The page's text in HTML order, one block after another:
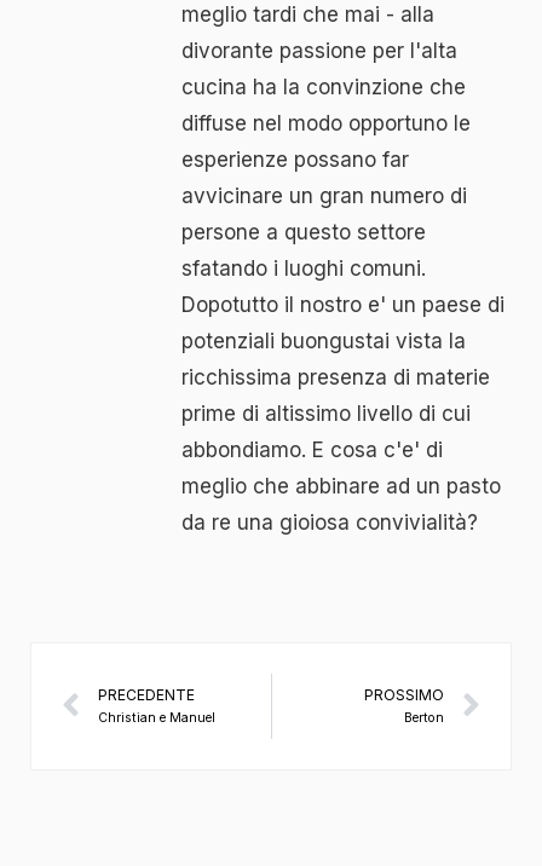
meglio tardi che mai - alla
divorante passione per l'alta
cucina ha la convinzione che
diffuse nel modo opportuno le
esperienze possano far
avvicinare un gran numero di
persone a questo settore
sfatando i luoghi comuni.
Dopotutto il nostro e' un paese di
potenziali buongustai vista la
ricchissima presenza di materie
prime di altissimo livello di cui
abbondiamo. E cosa c'e' di
meglio che abbinare ad un pasto
da re una gioiosa convivialità?
PRECEDENTE
Christian e Manuel
PROSSIMO
Berton